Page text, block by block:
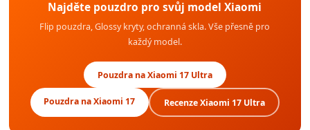
Najděte pouzdro pro svůj model Xiaomi
Flip pouzdra, Glossy kryty, ochranná skla. Vše přesně pro
každý model.
Pouzdra na Xiaomi 17 Ultra
Pouzdra na Xiaomi 17 Recenze Xiaomi 17 Ultra